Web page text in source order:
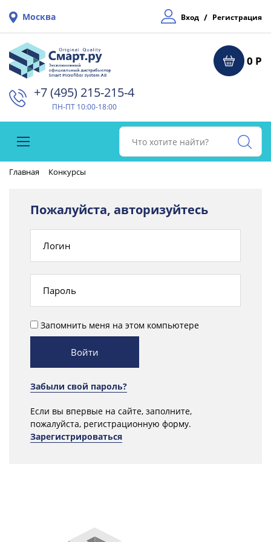
Москва Вход / Регистрация
0 Р
+7 (495) 215-215-4⁠
ПН-ПТ 10:00-18:00
Главная Конкурсы
Пожалуйста, авторизуйтесь
Запомнить меня на этом компьютере
Забыли свой пароль?
Если вы впервые на сайте, заполните,
пожалуйста, регистрационную форму.
Зарегистрироваться